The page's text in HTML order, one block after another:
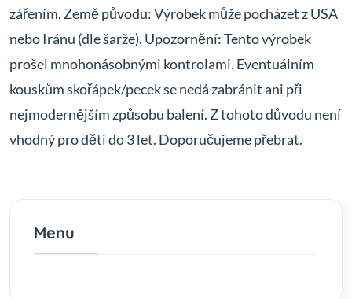
zářením. Země původu: Výrobek může pocházet z USA
nebo Iránu (dle šarže). Upozornění: Tento výrobek
prošel mnohonásobnými kontrolami. Eventuálním
kouskům skořápek/pecek se nedá zabránit ani při
nejmodernějším způsobu balení. Z tohoto důvodu není
vhodný pro děti do 3 let. Doporučujeme přebrat.
Menu